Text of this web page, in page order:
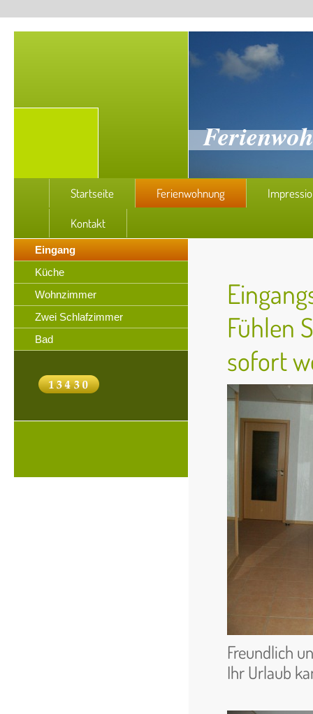
Startseite Ferienwohnung
Kontakt
Eingang
Küche
Wohnzimmer
Zwei Schlafzimmer
Bad
Fühlen
sofort
Freundlich
Ihr Urlaub